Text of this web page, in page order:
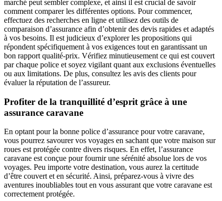
marché peut sembler complexe, et ainsi il est crucial de savoir
comment comparer les différentes options. Pour commencer,
effectuez des recherches en ligne et utilisez des outils de
comparaison d’assurance afin d’obtenir des devis rapides et adaptés
à vos besoins. Il est judicieux d’explorer les propositions qui
répondent spécifiquement à vos exigences tout en garantissant un
bon rapport qualité-prix. Vérifiez minutieusement ce qui est couvert
par chaque police et soyez vigilant quant aux exclusions éventuelles
ou aux limitations. De plus, consultez les avis des clients pour
évaluer la réputation de l’assureur.
Profiter de la tranquillité d’esprit grâce à une
assurance caravane
En optant pour la bonne police d’assurance pour votre caravane,
vous pourrez savourer vos voyages en sachant que votre maison sur
roues est protégée contre divers risques. En effet, l’assurance
caravane est conçue pour fournir une sérénité absolue lors de vos
voyages. Peu importe votre destination, vous aurez la certitude
d’être couvert et en sécurité. Ainsi, préparez-vous à vivre des
aventures inoubliables tout en vous assurant que votre caravane est
correctement protégée.